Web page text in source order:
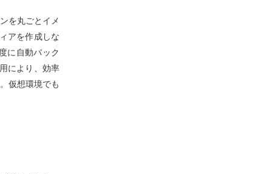
を丸ごとイメ
アを作成しな
に自動バック
により、効率
仮想環境でも